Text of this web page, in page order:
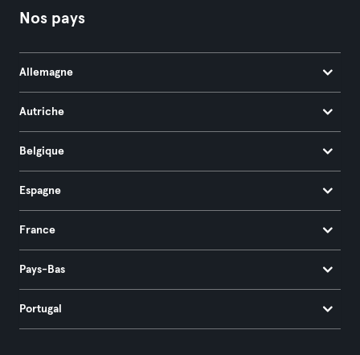
Nos pays
Allemagne
Autriche
Belgique
Espagne
France
Pays-Bas
Portugal